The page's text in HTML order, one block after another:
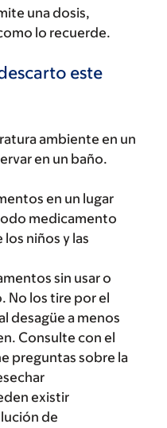
una dosis,
lo recuerde.
este
ambiente en un
en un baño.
en un lugar
medicamento
niños y las
sin usar o
No los tire por el
desagüe a menos
Consulte con el
preguntas sobre la
existir
de